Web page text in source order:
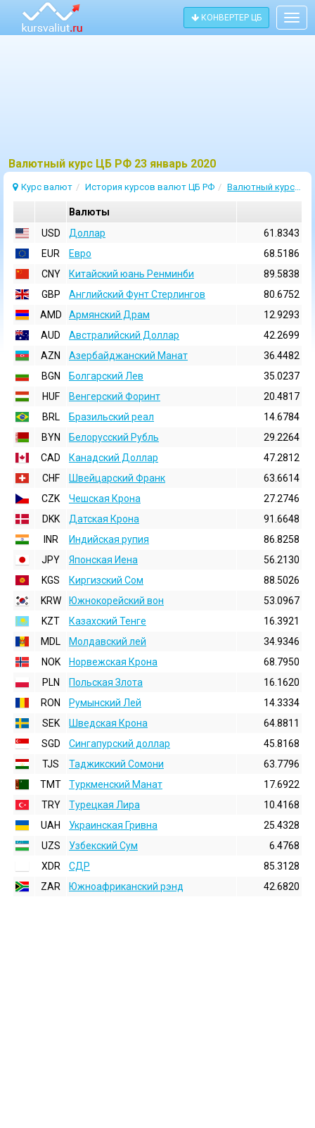
КОНВЕРТЕР ЦБ
Bалютный курс ЦБ РФ 23 январь 2020
Курс валют История курсов валют ЦБ РФ Валютный курс 23 Январь 2020
Валюты
USD
Доллар
61.8343
EUR
Евро
68.5186
CNY
Китайский юань Ренминби
89.5838
GBP
Английский Фунт Стерлингов
80.6752
AMD
Армянский Драм
12.9293
AUD
Австралийский Доллар
42.2699
AZN
Азербайджанский Манат
36.4482
BGN
Болгарский Лев
35.0237
HUF
Венгерский Форинт
20.4817
BRL
Бразильский реал
14.6784
BYN
Белорусский Рубль
29.2264
CAD
Канадский Доллар
47.2812
CHF
Швейцарский Франк
63.6614
CZK
Чешская Крона
27.2746
DKK
Датская Крона
91.6648
INR
Индийская pупия
86.8258
JPY
Японская Иена
56.2130
KGS
Киргизский Сом
88.5026
KRW
Южнокорейский вон
53.0967
KZT
Казахский Тенге
16.3921
MDL
Молдавский лей
34.9346
NOK
Норвежская Крона
68.7950
PLN
Польская Злота
16.1620
RON
Румынский Лей
14.3334
SEK
Шведская Крона
64.8811
SGD
Сингапурский доллар
45.8168
TJS
Таджикский Сомони
63.7796
TMT
Туркменский Манат
17.6922
TRY
Турецкая Лира
10.4168
UAH
Украинская Гривна
25.4328
UZS
Узбекский Сум
6.4768
XDR
СДР
85.3128
ZAR
Южноафриканский рэнд 42.6820